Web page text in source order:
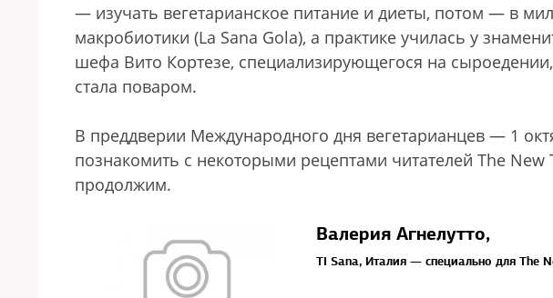
— изучать вегетарианское питание и диеты, потом — в
макробиотики (La Sana Gola), а практике училась у
шефа Вито Кортезе, специализирующегося на
стала поваром.
В преддверии Международного дня вегетарианцев — 1
познакомить с некоторыми рецептами читателей The
продолжим.
Валерия Агнелутто,
TI Sana, Италия — специально для The